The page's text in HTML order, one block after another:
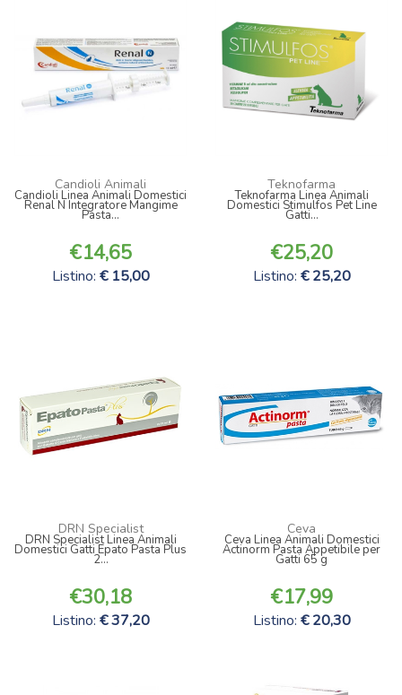
Candioli Animali
Candioli Linea Animali Domestici
Renal N Integratore Mangime
Pasta...
14,65
Listino: 15,00
Teknofarma
Teknofarma Linea Animali
Domestici Stimulfos Pet Line
Gatti...
25,20
Listino: 25,20
DRN Specialist
DRN Specialist Linea Animali
Domestici Gatti Epato Pasta Plus
2...
30,18
Listino: 37,20
Ceva
Ceva Linea Animali Domestici
Actinorm Pasta Appetibile per
Gatti 65 g
17,99
Listino: 20,30